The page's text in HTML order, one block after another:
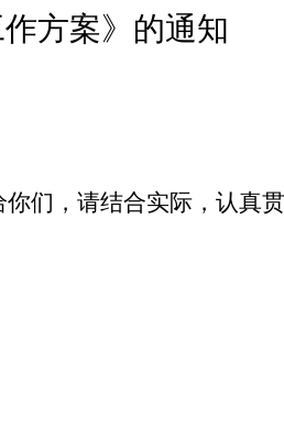
方案》的通知
们，请结合实际，认真贯